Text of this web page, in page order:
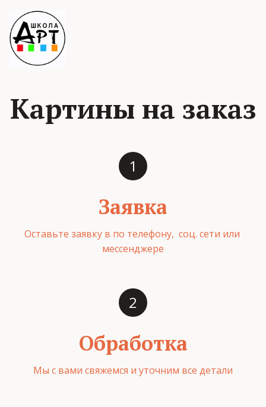
Картины на заказ
Заявка
Оставьте заявку в по телефону,  соц. сети или
мессенджере
Обработка
Мы с вами свяжемся и уточним все детали